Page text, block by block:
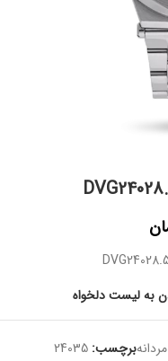
به لیست دلخواه
مردانهبرچسب: 24035